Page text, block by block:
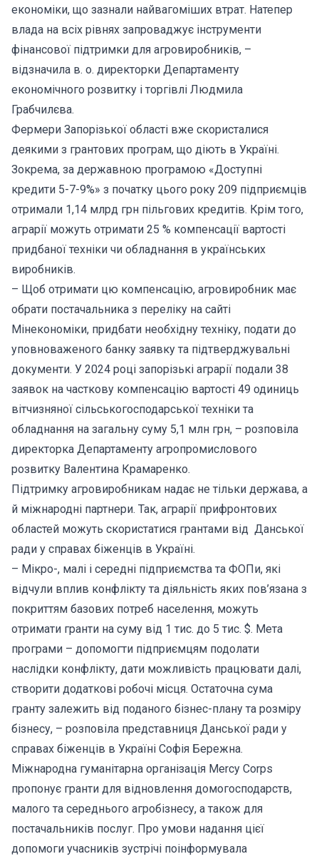
економіки, що зазнали найвагоміших втрат. Натепер
влада на всіх рівнях запроваджує інструменти
фінансової підтримки для агровиробників, –
відзначила в. о. директорки Департаменту
економічного розвитку і торгівлі Людмила
Грабчилєва.
Фермери Запорізької області вже скористалися
деякими з грантових програм, що діють в Україні.
Зокрема, за державною програмою «Доступні
кредити 5-7-9%» з початку цього року 209 підприємців
отримали 1,14 млрд грн пільгових кредитів. Крім того,
аграрії можуть отримати 25 % компенсації вартості
придбаної техніки чи обладнання в українських
виробників.
– Щоб отримати цю компенсацію, агровиробник має
обрати постачальника з переліку на сайті
Мінекономіки, придбати необхідну техніку, подати до
уповноваженого банку заявку та підтверджувальні
документи. У 2024 році запорізькі аграрії подали 38
заявок на часткову компенсацію вартості 49 одиниць
вітчизняної сільськогосподарської техніки та
обладнання на загальну суму 5,1 млн грн, – розповіла
директорка Департаменту агропромислового
розвитку Валентина Крамаренко.
Підтримку агровиробникам надає не тільки держава, а
й міжнародні партнери. Так, аграрії прифронтових
областей можуть скористатися грантами від Данської
ради у справах біженців в Україні.
– Мікро-, малі і середні підприємства та ФОПи, які
відчули вплив конфлікту та діяльність яких пов’язана з
покриттям базових потреб населення, можуть
отримати гранти на суму від 1 тис. до 5 тис. $. Мета
програми – допомогти підприємцям подолати
наслідки конфлікту, дати можливість працювати далі, ​
створити додаткові робочі місця. Остаточна сума
гранту залежить від поданого бізнес-плану та розміру
бізнесу, – розповіла представниця Данської ради у
справах біженців в Україні Софія Бережна.
Міжнародна гуманітарна організація Mercy Corps
пропонує гранти для відновлення домогосподарств,
малого та середнього агробізнесу, а також для
постачальників послуг. Про умови надання цієї
допомоги учасників зустрічі поінформувала